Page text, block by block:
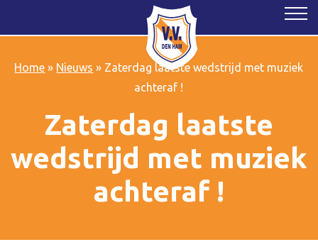
Home » Nieuws » Zaterdag laatste wedstrijd met muziek
achteraf !
Zaterdag laatste
wedstrijd met muziek
achteraf !